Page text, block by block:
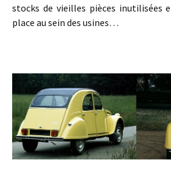
stocks de vieilles pièces inutilisées
place au sein des usines…